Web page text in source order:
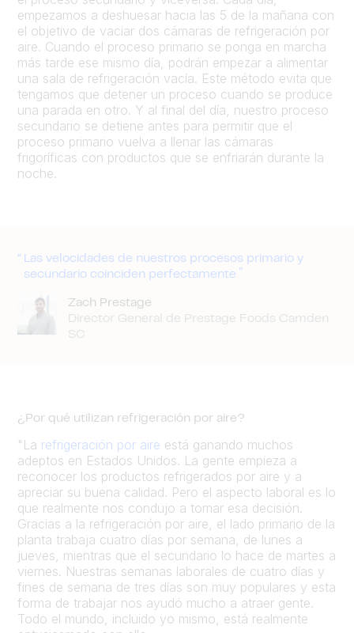
empezamos a deshuesar hacia las 5 de la mañana con
el objetivo de vaciar dos cámaras de refrigeración por
aire. Cuando el proceso primario se ponga en marcha
más tarde ese mismo día, podrán empezar a alimentar
una sala de refrigeración vacía. Este método evita que
tengamos que detener un proceso cuando se produce
una parada en otro. Y al final del día, nuestro proceso
secundario se detiene antes para permitir que el
proceso primario vuelva a llenar las cámaras
frigoríficas con productos que se enfriarán durante la
noche.
Las velocidades de nuestros procesos primario y
secundario coinciden perfectamente
Zach Prestage
Director General de Prestage Foods Camden
SC
¿Por qué utilizan refrigeración por aire?
"La refrigeración por aire está ganando muchos
adeptos en Estados Unidos. La gente empieza a
reconocer los productos refrigerados por aire y a
apreciar su buena calidad. Pero el aspecto laboral es lo
que realmente nos condujo a tomar esa decisión.
Gracias a la refrigeración por aire, el lado primario de la
planta trabaja cuatro días por semana, de lunes a
jueves, mientras que el secundario lo hace de martes a
viernes. Nuestras semanas laborales de cuatro días y
fines de semana de tres días son muy populares y esta
forma de trabajar nos ayudó mucho a atraer gente.
Todo el mundo, incluido yo mismo, está realmente